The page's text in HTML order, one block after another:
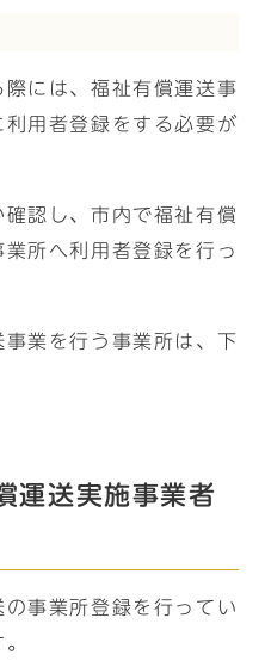
には、福祉有償運送事
用者登録をする必要が
認し、市内で福祉有償
所へ利用者登録を行っ
業を行う事業所は、下
運送実施事業者
事業所登録を行ってい